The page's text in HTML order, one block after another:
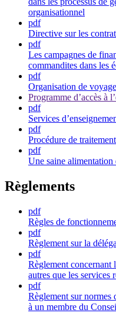
organisationnel
pdf
Directive sur les
pdf
Les campagnes de
commandites dans les
pdf
Organisation de
Programme d’accès à
pdf
Services
pdf
Procédure de
pdf
Une saine
Règlements
pdf
Règles de
pdf
Règlement sur la
pdf
Règlement concernant
autres que les services
pdf
Règlement sur normes
à un membre du